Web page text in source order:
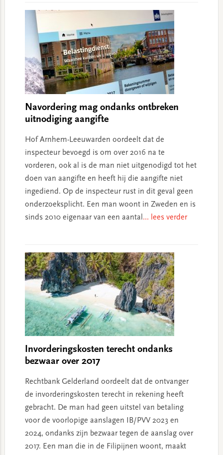
Navordering mag ondanks ontbreken
uitnodiging aangifte
Hof Arnhem-Leeuwarden oordeelt dat de
inspecteur bevoegd is om over 2016 na te
vorderen, ook al is de man niet uitgenodigd tot het
doen van aangifte en heeft hij die aangifte niet
ingediend. Op de inspecteur rust in dit geval geen
onderzoeksplicht. Een man woont in Zweden en is
sinds 2010 eigenaar van een aantal... lees verder
Invorderingskosten terecht ondanks
bezwaar over 2017
Rechtbank Gelderland oordeelt dat de ontvanger
de invorderingskosten terecht in rekening heeft
gebracht. De man had geen uitstel van betaling
voor de voorlopige aanslagen IB/PVV 2023 en
2024, ondanks zijn bezwaar tegen de aanslag over
2017. Een man die in de Filipijnen woont, maakt